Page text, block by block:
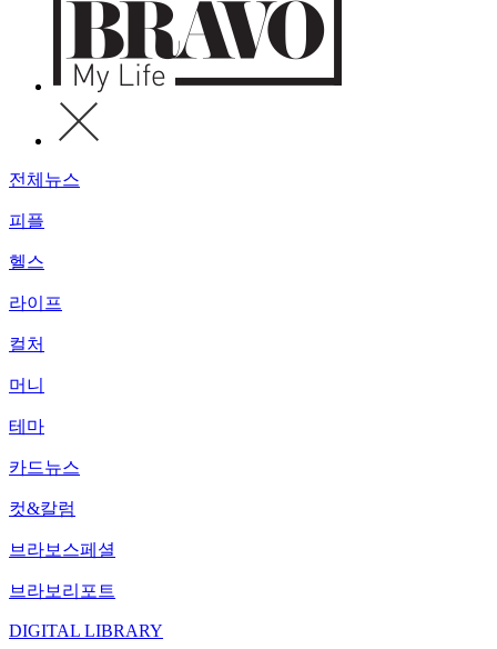
전체뉴스
피플
헬스
라이프
컬처
머니
테마
카드뉴스
컷&칼럼
브라보스페셜
브라보리포트
DIGITAL LIBRARY